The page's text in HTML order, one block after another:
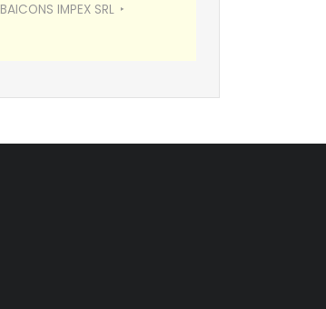
BAICONS IMPEX SRL